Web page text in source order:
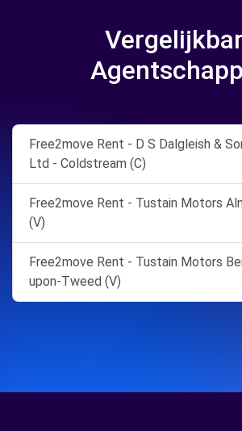
Free2move Rent - D S Dalgleish &
Ltd - Coldstream (C)
Free2move Rent - Tustain Motors
(V)
Free2move Rent - Tustain Motors
upon-Tweed (V)